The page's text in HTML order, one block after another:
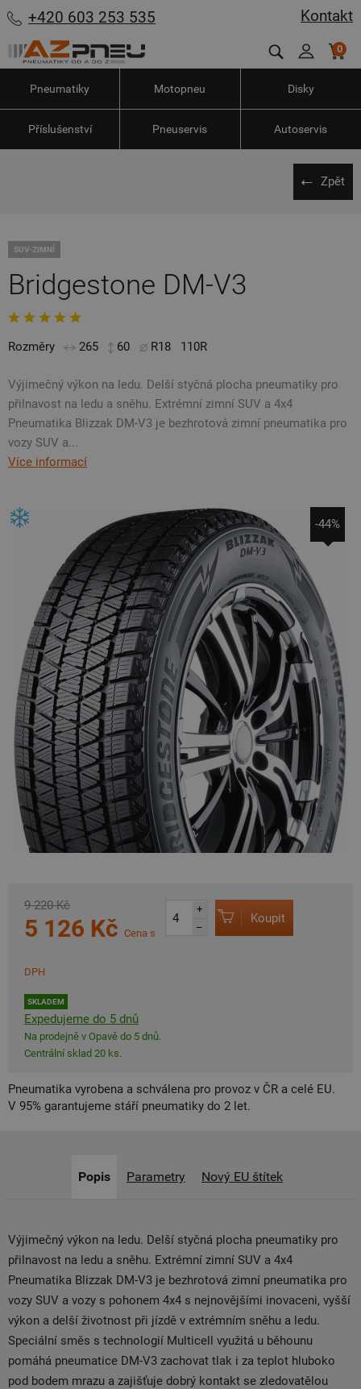
Kontakt
+420 603 253 535
0
Pneumatiky Motopneu Disky
Příslušenství Pneuservis Autoservis
Zpět
SUV-ZIMNÍ
Bridgestone DM-V3
Rozměry 265 60 R18 110R
Výjimečný výkon na ledu. Delší styčná plocha pneumatiky pro
přilnavost na ledu a sněhu. Extrémní zimní SUV a 4x4
Pneumatika Blizzak DM-V3 je bezhrotová zimní pneumatika pro
vozy SUV a...
Více informací
-44%
9 220 Kč
5 126 Kč Cena s
DPH
SKLADEM
Expedujeme do 5 dnů
Na prodejně v Opavě do 5 dnů.
Centrální sklad 20 ks.
+
–
Koupit
Pneumatika vyrobena a schválena pro provoz v ČR a celé EU.
V 95% garantujeme stáří pneumatiky do 2 let.
Popis Parametry Nový EU štítek
Výjimečný výkon na ledu. Delší styčná plocha pneumatiky pro
přilnavost na ledu a sněhu. Extrémní zimní SUV a 4x4
Pneumatika Blizzak DM-V3 je bezhrotová zimní pneumatika pro
vozy SUV a vozy s pohonem 4x4 s nejnovějšími inovaceni, vyšší
výkon a delší životnost při jízdě v extrémním sněhu a ledu.
Speciální směs s technologií Multicell využitá u běhounu
pomáhá pneumatice DM-V3 zachovat tlak i za teplot hluboko
pod bodem mrazu a zajišťuje dobrý kontakt se zledovatělou